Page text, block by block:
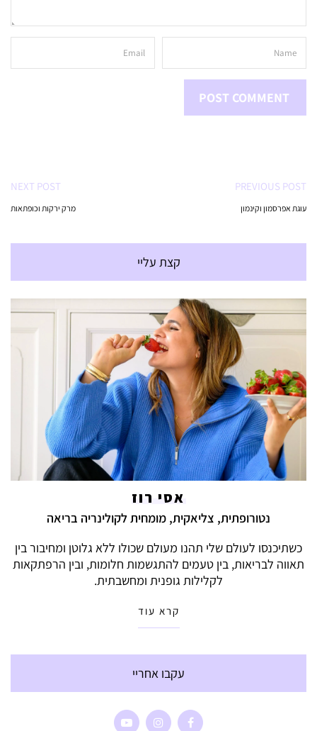
PREVIOUS POST
עוגת אפרסמון וקינמון
NEXT POST
מרק ירקות וכופתאות
קצת עליי
אסי רוז
נטורופתית, צליאקית, מומחית לקולינריה בריאה
כשתיכנסו לעולם שלי תהנו מעולם שכולו ללא גלוטן ומחיבור בין
תאווה לבריאות, בין טעמים להתגשמות חלומות, ובין הרפתקאות
לקלילות גופנית ומחשבתית.
קרא עוד
עקבו אחריי